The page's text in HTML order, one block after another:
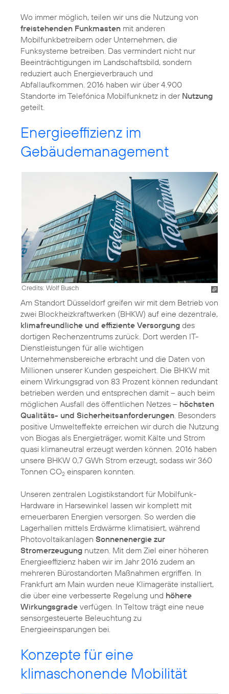
Wo immer möglich, teilen wir uns die Nutzung von
freistehenden Funkmasten mit anderen
Mobilfunkbetreibern oder Unternehmen, die
Funksysteme betreiben. Das vermindert nicht nur
Beeinträchtigungen im Landschaftsbild, sondern
reduziert auch Energieverbrauch und
Abfallaufkommen. 2016 haben wir über 4.900
Standorte im Telefónica Mobilfunknetz in der Nutzung
geteilt.
Energieeffizienz im
Gebäudemanagement
Credits: Wolf Busch
Am Standort Düsseldorf greifen wir mit dem Betrieb von
zwei Blockheizkraftwerken (BHKW) auf eine dezentrale,
klimafreundliche und effiziente Versorgung des
dortigen Rechenzentrums zurück. Dort werden IT-
Dienstleistungen für alle wichtigen
Unternehmensbereiche erbracht und die Daten von
Millionen unserer Kunden gespeichert. Die BHKW mit
einem Wirkungsgrad von 83 Prozent können redundant
betrieben werden und entsprechen damit – auch beim
möglichen Ausfall des öffentlichen Netzes – höchsten
Qualitäts- und Sicherheitsanforderungen . Besonders
positive Umwelteffekte erreichen wir durch die Nutzung
von Biogas als Energieträger, womit Kälte und Strom
quasi klimaneutral erzeugt werden können. 2016 haben
unsere BHKW 0,7 GWh Strom erzeugt, sodass wir 360
Tonnen CO2 einsparen konnten.
Unseren zentralen Logistikstandort für Mobilfunk-
Hardware in Harsewinkel lassen wir komplett mit
erneuerbaren Energien versorgen. So werden die
Lagerhallen mittels Erdwärme klimatisiert, während
Photovoltaikanlagen Sonnenenergie zur
Stromerzeugung nutzen. Mit dem Ziel einer höheren
Energieeffizienz haben wir im Jahr 2016 zudem an
mehreren Bürostandorten Maßnahmen ergriffen. In
Frankfurt am Main wurden neue Klimageräte installiert,
die über eine verbesserte Regelung und höhere
Wirkungsgrade verfügen. In Teltow trägt eine neue
sensorgesteuerte Beleuchtung zu
Energieeinsparungen bei.
Konzepte für eine
klimaschonende Mobilität